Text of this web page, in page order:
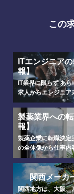
海外
この
ITエンジニア
報】
IT業界に限らず あ
求人からエンジニア
製薬業界への
報】
製薬企業に転職決定
の全体像から仕事内
関西メーカ
関西地方は、大阪